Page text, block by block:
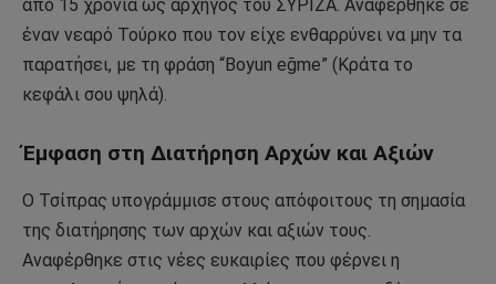
από 15 χρόνια ως αρχηγός του ΣΥΡΙΖΑ. Αναφέρθηκε σε
έναν νεαρό Τούρκο που τον είχε ενθαρρύνει να μην τα
παρατήσει, με τη φράση “Boyun eğme” (Κράτα το
κεφάλι σου ψηλά).
Έμφαση στη Διατήρηση Αρχών και Αξιών
Ο Τσίπρας υπογράμμισε στους απόφοιτους τη σημασία
της διατήρησης των αρχών και αξιών τους.
Αναφέρθηκε στις νέες ευκαιρίες που φέρνει η